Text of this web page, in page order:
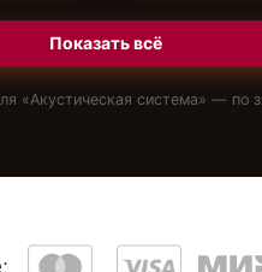
Показать всё
«Акустическая система» — по